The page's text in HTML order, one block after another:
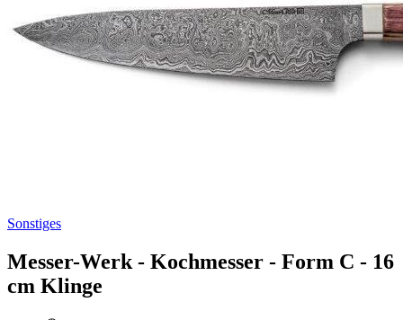
Sonstiges
Messer-Werk - Kochmesser - Form C - 16
cm Klinge